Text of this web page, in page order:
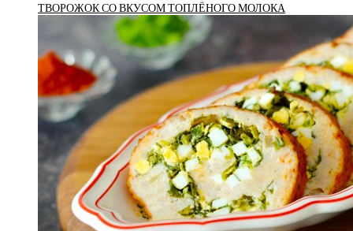
ТВОРОЖОК СО ВКУСОМ ТОПЛЁНОГО МОЛОКА